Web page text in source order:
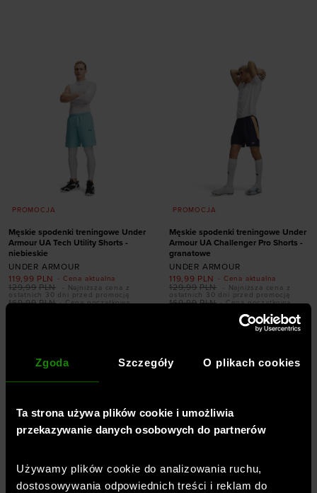
Zgoda Szczegóły O plikach cookies
Ta strona używa plików cookie i umożliwia
przekazywanie danych osobowych do partnerów
Używamy plików cookie do analizowania ruchu,
dostosowywania odpowiednich treści i reklam do
PROMOCJA
M L XXL
Męskie spodenki treningowe Under
Armour UA Tech Utility Shorts -
niebieskie
UNDER ARMOUR
- Cena aktualna
119,99 PLN
- Cena początkowa
169,99 PLN
129,99 PLN
- Najniższa cena z
ostatnich 30 dni przed promocją
PROMOCJA
Dodaj produkt w
rozmiarze
M L XL XXL
Męskie spodenki treningowe Under
Armour UA Challenger Pro Shorts -
granatowe
UNDER ARMOUR
- Cena aktualna
119,99 PLN
- Cena początkowa
169,99 PLN
129,99 PLN
- Najniższa cena z
ostatnich 30 dni przed promocją